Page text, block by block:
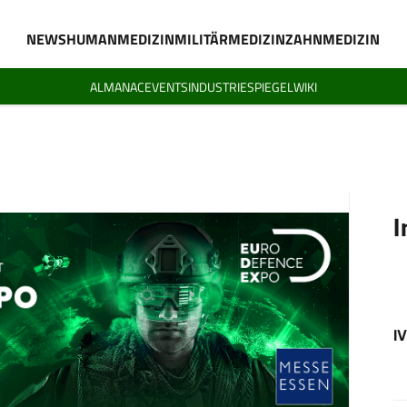
NEWSHUMANMEDIZINMILITÄRMEDIZINZAHNMEDIZIN
ALMANACEVENTSINDUSTRIESPIEGELWIKI